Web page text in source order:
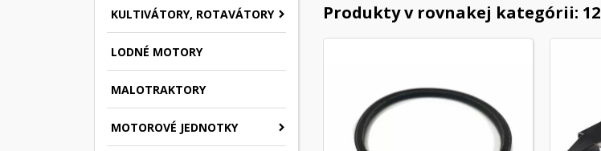
KULTIVÁTORY, ROTAVÁTORY
LODNÉ MOTORY
MALOTRAKTORY
MOTOROVÉ JEDNOTKY
Produkty v rovnakej kategórii: 12